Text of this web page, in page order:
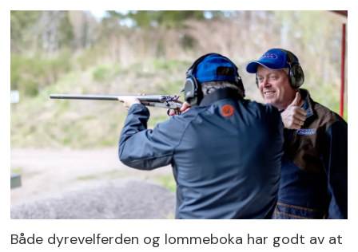
Både dyrevelferden og lommeboka har godt av at